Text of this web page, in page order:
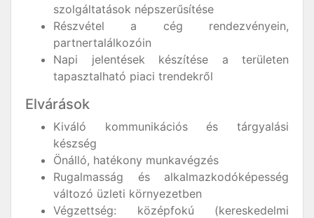
szolgáltatások népszerűsítése
Részvétel a cég rendezvényein,
partnertalálkozóin
Napi jelentések készítése a területen
tapasztalható piaci trendekről
Elvárások
Kiváló kommunikációs és tárgyalási
készség
Önálló, hatékony munkavégzés
Rugalmasság és alkalmazkodóképesség
változó üzleti környezetben
Végzettség: középfokú (kereskedelmi